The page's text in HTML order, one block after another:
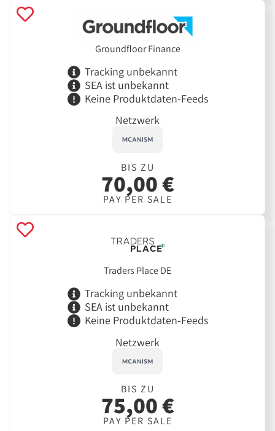
Groundfloor Finance
Tracking unbekannt
SEA ist unbekannt
Keine Produktdaten-Feeds
Netzwerk
BIS ZU
70,00 €
PAY PER SALE
Traders Place DE
Tracking unbekannt
SEA ist unbekannt
Keine Produktdaten-Feeds
Netzwerk
BIS ZU
75,00 €
PAY PER SALE